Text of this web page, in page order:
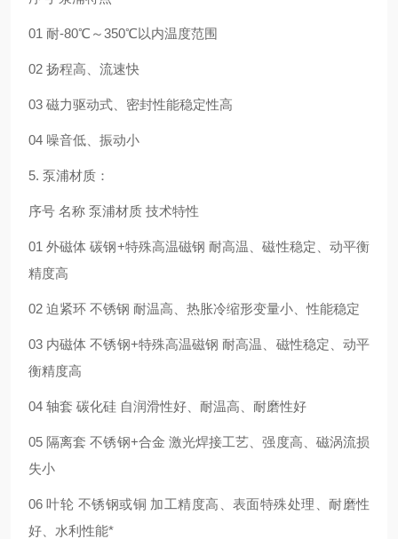
01 耐-80℃～350℃以内温度范围
02 扬程高、流速快
03 磁力驱动式、密封性能稳定性高
04 噪音低、振动小
5. 泵浦材质：
序号 名称 泵浦材质 技术特性
01 外磁体 碳钢+特殊高温磁钢 耐高温、磁性稳定、动平衡
精度高
02 迫紧环 不锈钢 耐温高、热胀冷缩形变量小、性能稳定
03 内磁体 不锈钢+特殊高温磁钢 耐高温、磁性稳定、动平
衡精度高
04 轴套 碳化硅 自润滑性好、耐温高、耐磨性好
05 隔离套 不锈钢+合金 激光焊接工艺、强度高、磁涡流损
失小
06 叶轮 不锈钢或铜 加工精度高、表面特殊处理、耐磨性
好、水利性能*